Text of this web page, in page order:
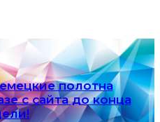
полотна
с сайта до конца